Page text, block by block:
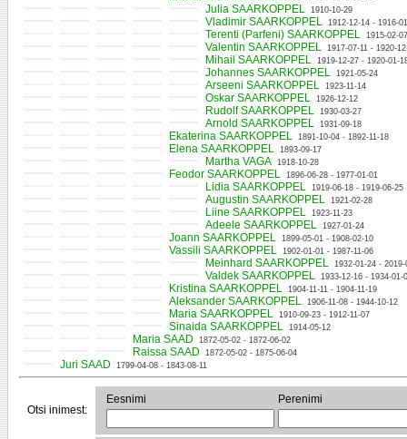
Julia SAARKOPPEL 1910-10-29
Vladimir SAARKOPPEL 1912-12-14 - 1916-
Terenti (Parfeni) SAARKOPPEL 1915-02-
Valentin SAARKOPPEL 1917-07-11 - 1920-
Mihail SAARKOPPEL 1919-12-27 - 1920-01-
Johannes SAARKOPPEL 1921-05-24
Arseeni SAARKOPPEL 1923-11-14
Oskar SAARKOPPEL 1926-12-12
Rudolf SAARKOPPEL 1930-03-27
Arnold SAARKOPPEL 1931-09-18
Ekaterina SAARKOPPEL 1891-10-04 - 1892-11-18
Elena SAARKOPPEL 1893-09-17
Martha VAGA 1918-10-28
Feodor SAARKOPPEL 1896-06-28 - 1977-01-01
Lidia SAARKOPPEL 1919-06-18 - 1919-06-25
Augustin SAARKOPPEL 1921-02-28
Liine SAARKOPPEL 1923-11-23
Adeele SAARKOPPEL 1927-01-24
Joann SAARKOPPEL 1899-05-01 - 1908-02-10
Vassili SAARKOPPEL 1902-01-01 - 1987-11-06
Meinhard SAARKOPPEL 1932-01-24 - 2019-
Valdek SAARKOPPEL 1933-12-16 - 1934-01-
Kristina SAARKOPPEL 1904-11-11 - 1904-11-19
Aleksander SAARKOPPEL 1906-11-08 - 1944-10-12
Maria SAARKOPPEL 1910-09-23 - 1912-11-07
Sinaida SAARKOPPEL 1914-05-12
Maria SAAD 1872-05-02 - 1872-06-02
Raissa SAAD 1872-05-02 - 1875-06-04
Juri SAAD 1799-04-08 - 1843-08-11
Otsi inimest:
Eesnimi Perenimi